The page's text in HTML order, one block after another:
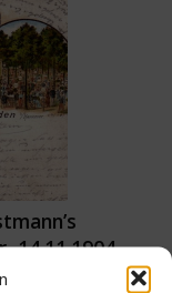
14.11.1904